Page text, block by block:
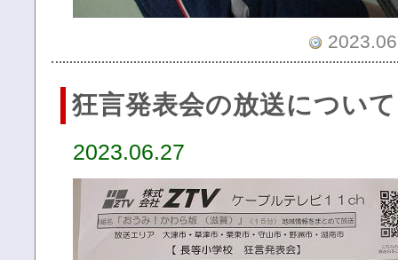
狂言発表会の放送について
2023.06.27